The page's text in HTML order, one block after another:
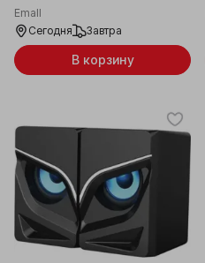
Emall
Сегодня
Завтра
В корзину